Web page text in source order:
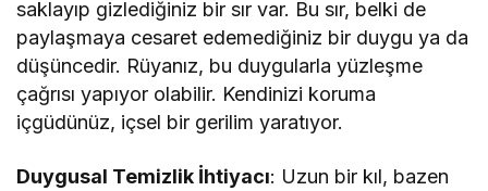
saklayıp gizlediğiniz bir sır var. Bu sır, belki de
paylaşmaya cesaret edemediğiniz bir duygu ya da
düşüncedir. Rüyanız, bu duygularla yüzleşme
çağrısı yapıyor olabilir. Kendinizi koruma
içgüdünüz, içsel bir gerilim yaratıyor.
Duygusal Temizlik İhtiyacı: Uzun bir kıl, bazen